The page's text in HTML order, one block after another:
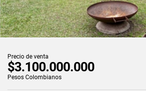
Precio de venta
$3.100.000.000
Pesos Colombianos